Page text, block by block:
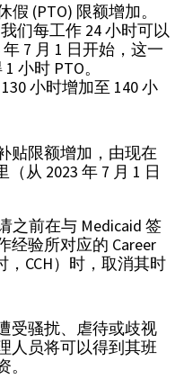
假 (PTO) 限额增加。
们每工作 24 小时可以
7 月 1 日开始，这一
小时 PTO。
小时增加至 140 小
贴限额增加，由现在
从 2023 年 7 月 1 日
之前在与 Medicaid 签
经验所对应的 Career
，CCH）时，取消其时
受骚扰、虐待或歧视
人员将可以得到其班
。